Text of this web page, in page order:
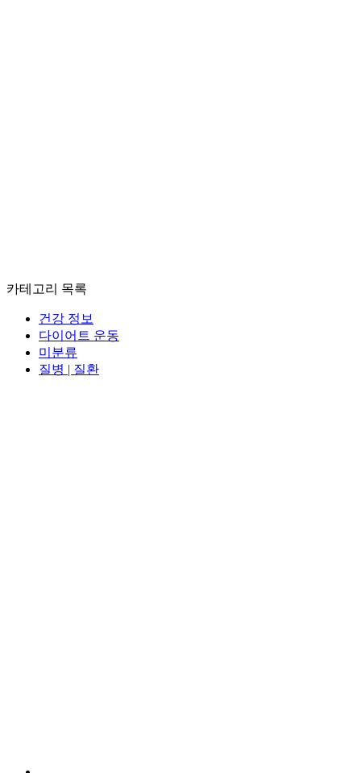
카테고리 목록
건강 정보
다이어트 운동
미분류
질병 | 질환